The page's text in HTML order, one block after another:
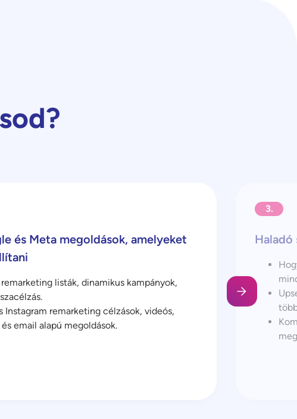
és Meta megoldások, amelyeket
listák, dinamikus kampányok,
Instagram remarketing célzások, videós,
email alapú megoldások.
3.
Haladó